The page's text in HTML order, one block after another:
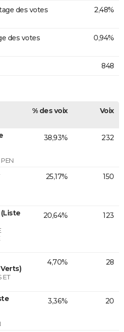
des votes
2,48%
des votes
0,94%
848
% des voix Voix
PEN
38,93% 232
25,17% 150
(Liste
20,64% 123
ET
4,70% 28
3,36% 20